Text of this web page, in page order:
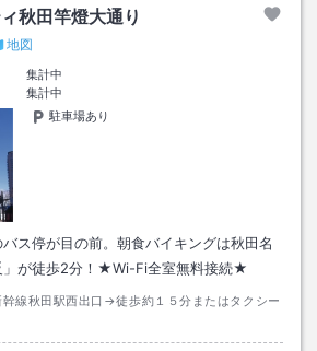
秋田竿燈大通り
地図
集計中
集計中
駐車場あり
ス停が目の前。朝食バイキングは秋田名
」が徒歩2分！★Wi-Fi全室無料接続★
幹線秋田駅西出口→徒歩約１５分またはタクシー